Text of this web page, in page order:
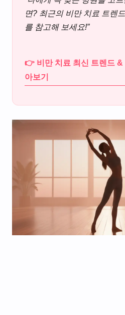
면? 최근의 비만 치료 트렌
를 참고해 보세요!”
👉 비만 치료 최신 트렌드 &
아보기